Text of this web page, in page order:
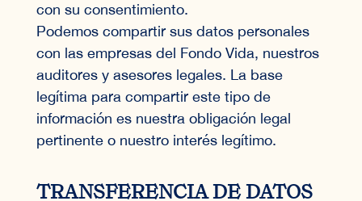
con su consentimiento.
Podemos compartir sus datos personales
con las empresas del Fondo Vida, nuestros
auditores y asesores legales. La base
legítima para compartir este tipo de
información es nuestra obligación legal
pertinente o nuestro interés legítimo.
TRANSFERENCIA DE DATOS